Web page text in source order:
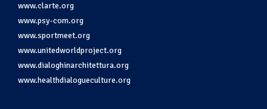
www.clarte.org
www.psy-com.org
www.sportmeet.org
www.unitedworldproject.org
www.dialoghinarchitettura.org
www.healthdialogueculture.org